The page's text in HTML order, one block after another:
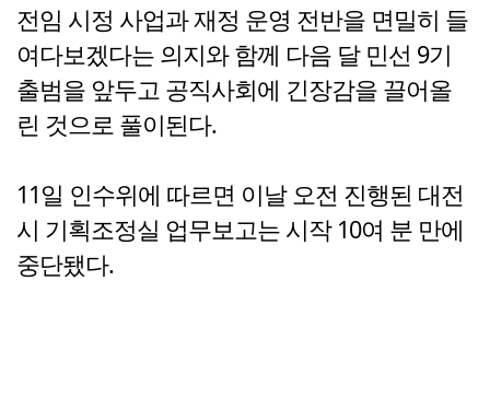
전임 시정 사업과 재정 운영 전반을 면밀히 들
여다보겠다는 의지와 함께 다음 달 민선 9기
출범을 앞두고 공직사회에 긴장감을 끌어올
린 것으로 풀이된다.
11일 인수위에 따르면 이날 오전 진행된 대전
시 기획조정실 업무보고는 시작 10여 분 만에
중단됐다.